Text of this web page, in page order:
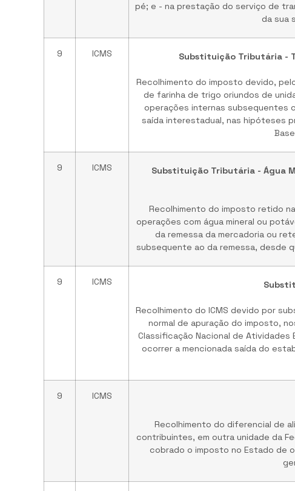
pé; e - na prestação do serviço de
da sua
9 ICMS Substituição Tributária -
Recolhimento do imposto devido,
de farinha de trigo oriundos de
operações internas subsequentes
saída interestadual, nas hipóteses
9 ICMS
Substituição Tributária - Água
Recolhimento do imposto retido
operações com água mineral ou
da remessa da mercadoria ou
subsequente ao da remessa, desde
9 ICMS
Recolhimento do ICMS devido por
normal de apuração do imposto,
Classificação Nacional de Atividades
ocorrer a mencionada saída do
9 ICMS
Recolhimento do diferencial de
contribuintes, em outra unidade da
cobrado o imposto no Estado de